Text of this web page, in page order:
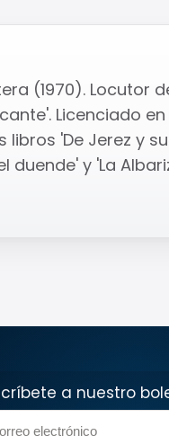
(1970). Locutor
Licenciado
'De Jerez y
duende' y 'La
a nuestro